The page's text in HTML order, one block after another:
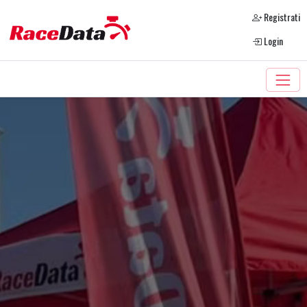
Registrati
Login